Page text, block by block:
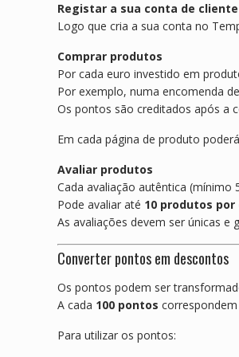
Registar a sua conta de cliente
Logo que cria a sua conta no
Comprar produtos
Por cada euro investido em
Por exemplo, numa encomenda
Os pontos são creditados após a
Em cada página de produto
Avaliar produtos
Cada avaliação autêntica (mínimo
Pode avaliar até 10 produtos por
As avaliações devem ser únicas
Converter pontos em descontos
Os pontos podem ser
A cada 100 pontos correspondem
Para utilizar os pontos: